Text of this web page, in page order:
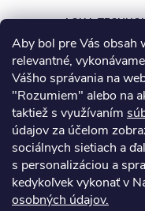
Aby bol pre Vás obsah
relevantné,
Vášho správania na
"Rozumiem" alebo na
taktiež s využívaním
údajov za účelom
sociálnych sietiach a
s personalizáciou a
kedykoľvek vykonať v
osobných údajov.
AQUA
info
Informácie pre vás
Kontakty